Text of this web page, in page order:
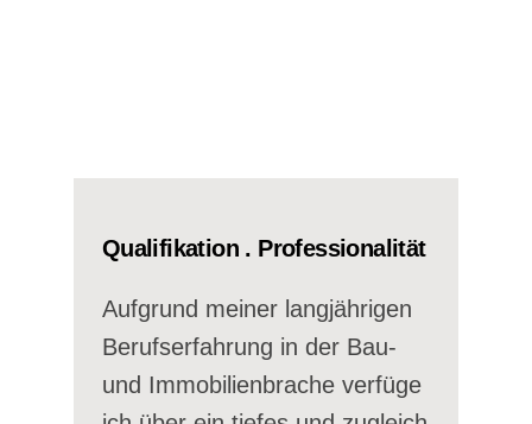
Qualifikation . Professionalität
Aufgrund meiner langjährigen
Berufserfahrung in der Bau-
und Immobilienbrache verfüge